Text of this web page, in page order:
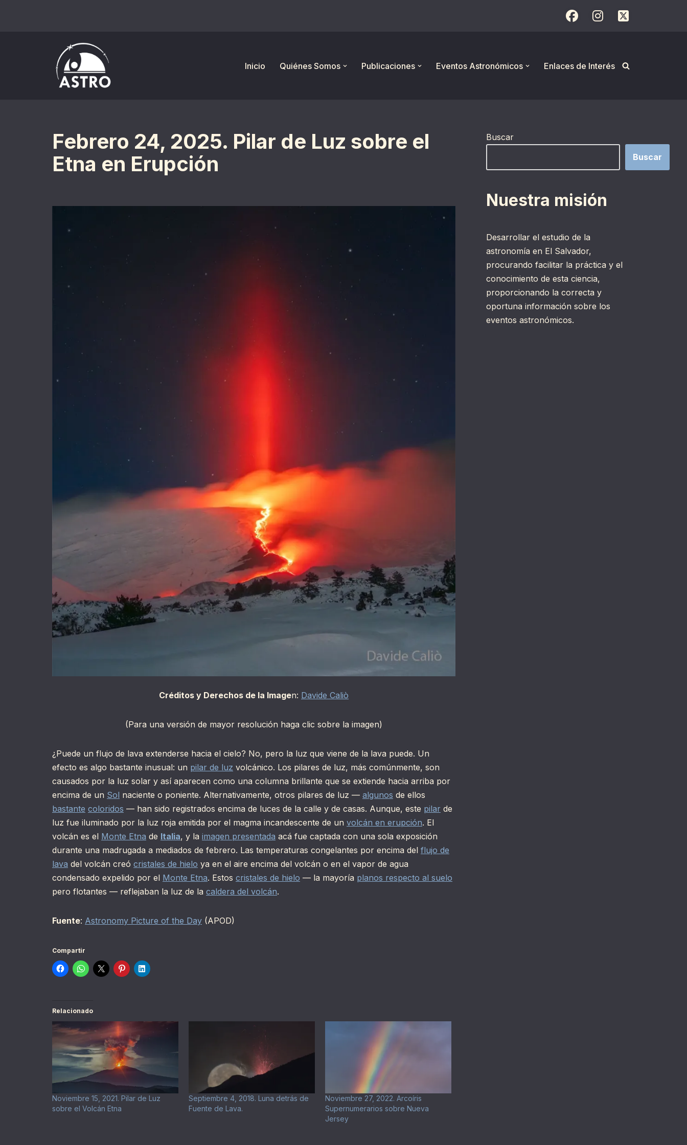
Inicio
Quiénes Somos Publicaciones Eventos Astronómicos Enlaces de Interés
Febrero 24, 2025. Pilar de Luz sobre el
Etna en Erupción
Créditos y Derechos de la Imagen: Davide Caliò
(Para una versión de mayor resolución haga clic sobre la imagen)
¿Puede un flujo de lava extenderse hacia el cielo? No, pero la luz que viene de la lava puede. Un
efecto es algo bastante inusual: un pilar de luz volcánico. Los pilares de luz, más comúnmente, son
causados por la luz solar y así aparecen como una columna brillante que se extiende hacia arriba por
encima de un Sol naciente o poniente. Alternativamente, otros pilares de luz — algunos de ellos
bastante coloridos — han sido registrados encima de luces de la calle y de casas. Aunque, este pilar de
luz fue iluminado por la luz roja emitida por el magma incandescente de un volcán en erupción. El
volcán es el Monte Etna de Italia, y la imagen presentada acá fue captada con una sola exposición
durante una madrugada a mediados de febrero. Las temperaturas congelantes por encima del flujo de
lava del volcán creó cristales de hielo ya en el aire encima del volcán o en el vapor de agua
condensado expelido por el Monte Etna. Estos cristales de hielo — la mayoría planos respecto al suelo
pero flotantes — reflejaban la luz de la caldera del volcán.
Fuente: Astronomy Picture of the Day (APOD)
Compartir
Relacionado
Noviembre 15, 2021. Pilar de Luz
sobre el Volcán Etna
Septiembre 4, 2018. Luna detrás de
Fuente de Lava.
Noviembre 27, 2022. Arcoíris
Supernumerarios sobre Nueva
Jersey
Buscar
Buscar
Nuestra misión
Desarrollar el estudio de la
astronomía en El Salvador,
procurando facilitar la práctica y el
conocimiento de esta ciencia,
proporcionando la correcta y
oportuna información sobre los
eventos astronómicos.